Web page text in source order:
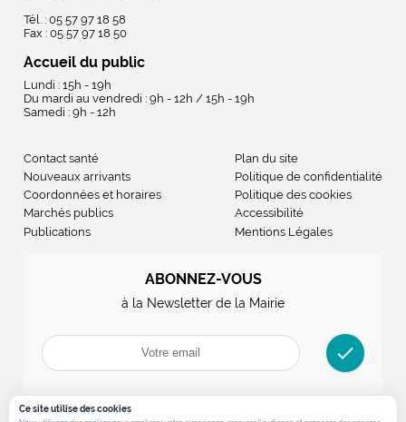
Tél. : 05 57 97 18 58
Fax : 05 57 97 18 50
Accueil du public
Lundi : 15h - 19h
Du mardi au vendredi : 9h - 12h / 15h - 19h
Samedi : 9h - 12h
Contact santé
Nouveaux arrivants
Coordonnées et horaires
Marchés publics
Publications
Plan du site
Politique de confidentialité
Politique des cookies
Accessibilité
Mentions Légales
ABONNEZ-VOUS
à la Newsletter de la Mairie
check
Ce site utilise des cookies